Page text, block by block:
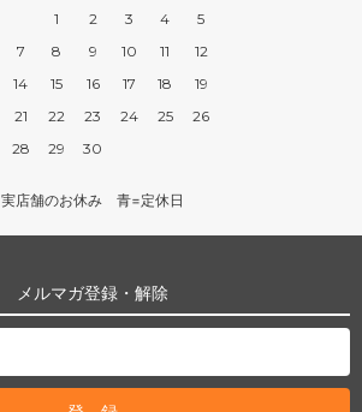
1
2 3 4
5
7 8 9 10 11
12
14 15 16 17 18
19
21 22 23 24 25
26
28 29 30
実店舗のお休み 青=定休日
メルマガ登録・解除